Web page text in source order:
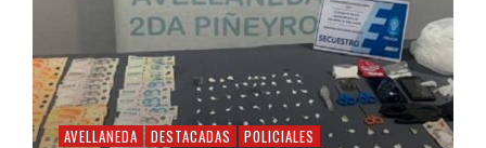
AVELLANEDA DESTACADAS POLICIALES